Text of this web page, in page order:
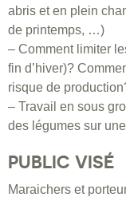
abris et en plein
de printemps, …)
– Comment limiter
fin d’hiver)?
risque de
– Travail en sous
des légumes sur
PUBLIC VISÉ
Maraichers et